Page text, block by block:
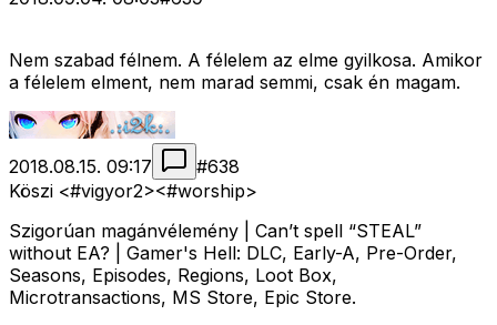
Nem szabad félnem. A félelem az elme gyilkosa. Amikor
a félelem elment, nem marad semmi, csak én magam.
2018.08.15. 09:17 #638
Köszi <#vigyor2><#worship>
Szigorúan magánvélemény | Can’t spell “STEAL”
without EA? | Gamer's Hell: DLC, Early-A, Pre-Order,
Seasons, Episodes, Regions, Loot Box,
Microtransactions, MS Store, Epic Store.